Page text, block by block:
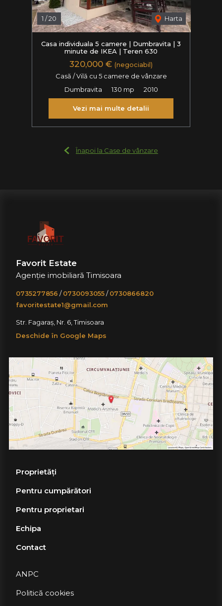
1 /20 Harta
Casa individuala 5 camere | Dumbravita | 3
minute de IKEA | Teren 630
320,000 € (negociabil)
Casă / Vilă cu 5 camere de vânzare
Dumbravita
130 mp 2010
Vezi mai multe detalii
Înapoi la Case de vânzare
Favorit Estate
Agenție imobiliară Timisoara
0735277856 /0730093055/0730866820
favoritestate1@gmail.com
Str. Fagaraș, Nr. 6, Timisoara
Deschide în Google Maps
Proprietăți
Pentru cumpărători
Pentru proprietari
Echipa
Contact
ANPC
Politică cookies